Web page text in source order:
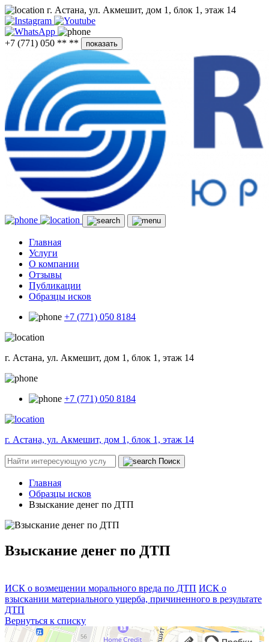
г. Астана, ул. Акмешит, дом 1, блок 1, этаж 14
+7 (771) 050 ** ** показать
Главная
Услуги
О компании
Отзывы
Публикации
Образцы исков
+7 (771) 050 8184
г. Астана, ул. Акмешит, дом 1, блок 1, этаж 14
+7 (771) 050 8184
г. Астана, ул. Акмешит, дом 1, блок 1, этаж 14
Поиск
Главная
Образцы исков
Взыскание денег по ДТП
Взыскание денег по ДТП
ИСК о возмещении морального вреда по ДТП ИСК о
взыскании материального ущерба, причиненного в результате
ДТП
Вернуться к списку